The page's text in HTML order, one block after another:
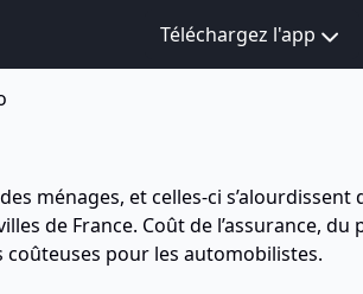
Téléchargez l'app
ménages, et celles-ci s’alourdissent
de France. Coût de l’assurance,
coûteuses pour les automobilistes.